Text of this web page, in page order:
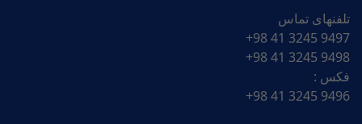
تلفنهای تماس
9497 3245 41 98+
9498 3245 41 98+
فکس :
9496 3245 41 98+